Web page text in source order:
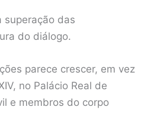
superação das
do diálogo.
parece crescer, em vez
no Palácio Real de
e membros do corpo